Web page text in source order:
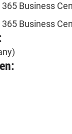
Business
Business